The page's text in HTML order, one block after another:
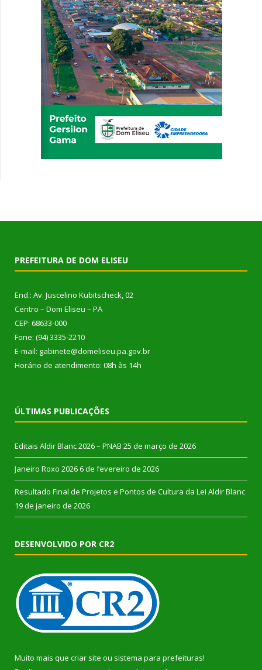
PREFEITURA DE DOM ELISEU
End.: Av. Juscelino Kubitscheck, 02
Centro – Dom Eliseu – PA
CEP: 68633-000
Fone: (94) 3335-2210
E-mail: gabinete@domeliseu.pa.gov.br
Horário de atendimento: 08h às 14h
ÚLTIMAS PUBLICAÇÕES
Editais Aldir Blanc 2026 – PNAB 25 de março de 2026
Janeiro Roxo 2026 6 de fevereiro de 2026
Resultado Final de Projetos e Pontos de Cultura da Lei Aldir Blanc
19 de janeiro de 2026
DESENVOLVIDO POR CR2
Muito mais que criar site ou sistema para prefeituras!